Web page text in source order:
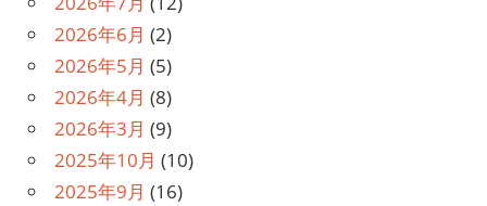
2026年6月 (2)
2026年5月 (5)
2026年4月 (8)
2026年3月 (9)
2025年10月 (10)
2025年9月 (16)